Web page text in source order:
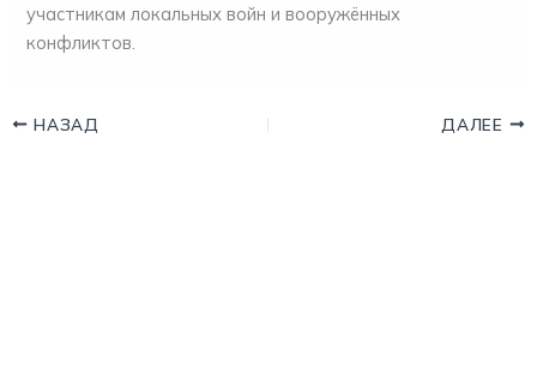
участникам локальных войн и вооружëнных
конфликтов.
НАЗАД ДАЛЕЕ